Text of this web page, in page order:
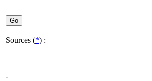
Sources (*) :
-